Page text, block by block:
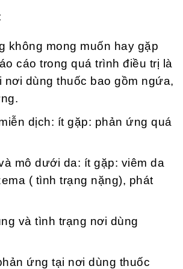
không mong muốn hay gặp
cáo trong quá trình điều trị là
nơi dùng thuốc bao gồm ngứa,
dịch: ít gặp: phản ứng quá
mô dưới da: ít gặp: viêm da
( tình trạng nặng), phát
và tình trạng nơi dùng
ứng tại nơi dùng thuốc